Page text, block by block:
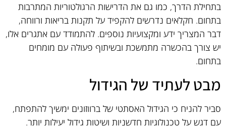
בתחילת הדרך, כמו גם את הדרישות הרגולטוריות המתרבות
בתחום. חקלאים נדרשים להקפיד על תקנות בריאות ורווחה,
דבר המצריך ידע ומקצועיות נוספים. להתמודד עם אתגרים אלו,
יש צורך בהכשרה מתמשכת ובשיתוף פעולה עם מומחים
בתחום.
מבט לעתיד של הגידול
סביר להניח כי הגידול האסתטי של ברווזונים ימשיך להתפתח,
עם דגש על טכנולוגיות חדשניות ושיטות גידול יעילות יותר.